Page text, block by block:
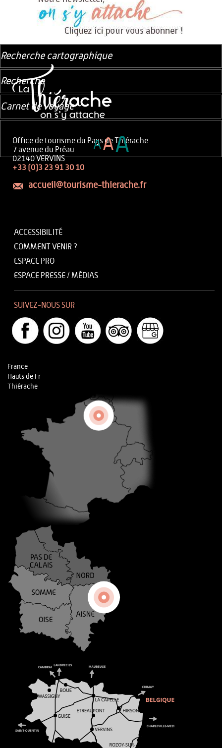
Office de tourisme du Pays de Thiérache
7 avenue du Préau
02140 VERVINS
+33 (0)3 23 91 30 10
accueil@tourisme-thierache.fr
ACCESSIBILITÉ
COMMENT VENIR ?
ESPACE PRO
ESPACE PRESSE / MÉDIAS
SUIVEZ-NOUS SUR
France
Hauts de Fr
Thiérache
Recherche cartographique
Recherche
Carnet de voyage
AAA